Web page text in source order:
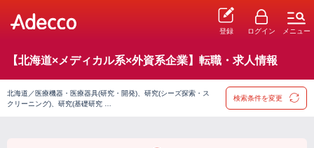
登録 ログイン メニュー
【北海道×メディカル系×外資系企業】転職・求人情報
北海道／医療機器・医療器具(研究・開発)、研究(シーズ探索・ス
クリーニング)、研究(基礎研究 …
検索条件を変更